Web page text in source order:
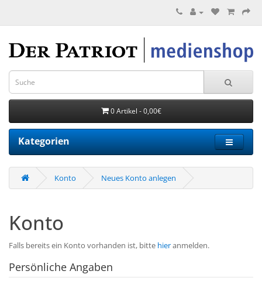
0 Artikel - 0,00€
Kategorien
Konto Neues Konto anlegen
Konto
Falls bereits ein Konto vorhanden ist, bitte hieranmelden.
Persönliche Angaben